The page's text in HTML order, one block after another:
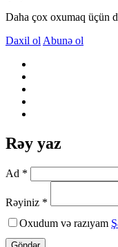
Daha çox oxumaq üçün
Daxil ol Abunə ol
Rəy yaz
Ad *
Rəyiniz *
Oxudum və razıyam